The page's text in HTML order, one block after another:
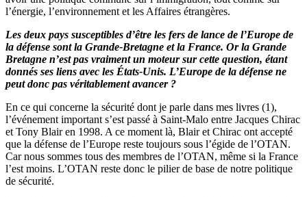
l’énergie, l’environnement et les Affaires étrangères.
Les deux pays susceptibles d’être les fers de lance de l’Europe de
la défense sont la Grande-Bretagne et la France. Or la Grande
Bretagne n’est pas vraiment un moteur sur cette question, étant
donnés ses liens avec les États-Unis. L’Europe de la défense ne
peut donc pas véritablement avancer ?
En ce qui concerne la sécurité dont je parle dans mes livres (1),
l’événement important s’est passé à Saint-Malo entre Jacques Chirac
et Tony Blair en 1998. A ce moment là, Blair et Chirac ont accepté
que la défense de l’Europe reste toujours sous l’égide de l’OTAN.
Car nous sommes tous des membres de l’OTAN, même si la France
l’est moins. L’OTAN reste donc le pilier de base de notre politique
de sécurité.